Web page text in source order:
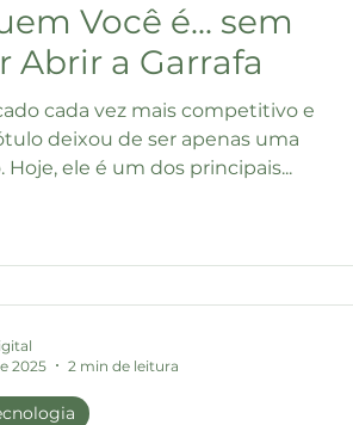
Você é... sem
Abrir a Garrafa
cada vez mais competitivo e
deixou de ser apenas uma
ele é um dos principais...
2025
2 min de leitura